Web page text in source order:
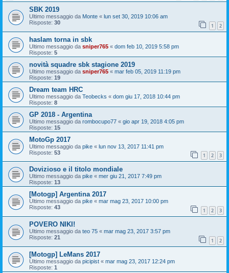
SBK 2019
Ultimo messaggio da Monte « lun set 30, 2019 10:06 am
Risposte: 30 1 2
haslam torna in sbk
Ultimo messaggio da sniper765 « dom feb 10, 2019 5:58 pm
Risposte: 5
novità squadre sbk stagione 2019
Ultimo messaggio da sniper765 « mar feb 05, 2019 11:19 pm
Risposte: 19
Dream team HRC
Ultimo messaggio da Teobecks « dom giu 17, 2018 10:44 pm
Risposte: 8
GP 2018 - Argentina
Ultimo messaggio da rombocupo77 « gio apr 19, 2018 4:05 pm
Risposte: 15
MotoGp 2017
Ultimo messaggio da pike « lun nov 13, 2017 11:41 pm
Risposte: 53 1 2 3
Dovizioso e il titolo mondiale
Ultimo messaggio da pike « mer giu 21, 2017 7:49 pm
Risposte: 13
[Motogp] Argentina 2017
Ultimo messaggio da pike « mar mag 23, 2017 10:00 pm
Risposte: 43 1 2 3
POVERO NIKI!
Ultimo messaggio da teo 75 « mar mag 23, 2017 3:57 pm
Risposte: 21 1 2
[Motogp] LeMans 2017
Ultimo messaggio da picipist « mar mag 23, 2017 12:24 pm
Risposte: 1